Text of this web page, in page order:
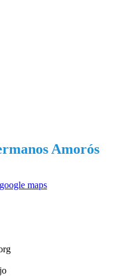
Amorós
maps